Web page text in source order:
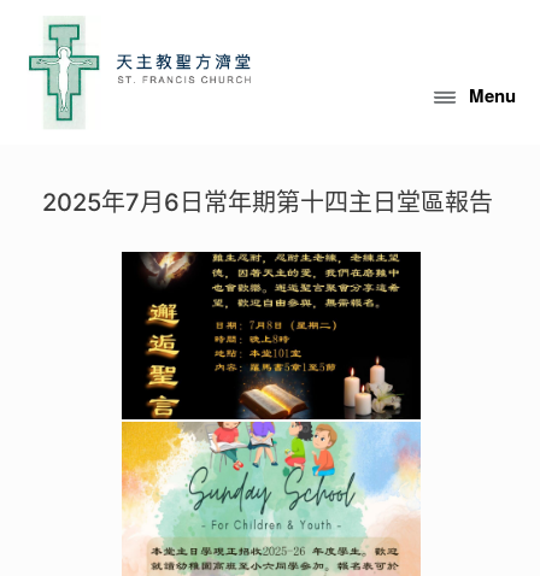
content
Menu
2025年7月6日常年期第十四主日堂區報告